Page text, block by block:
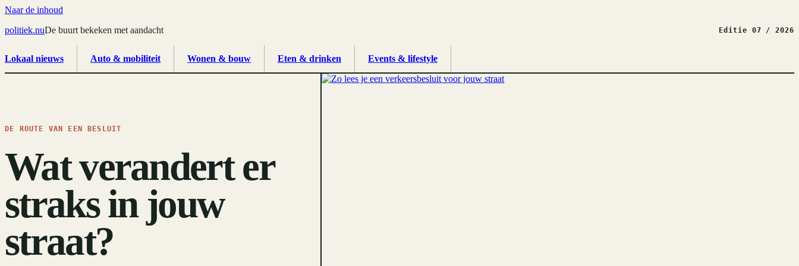
Naar de inhoud
politiek.nuDe buurt bekeken met aandacht Editie 07 / 2026
Lokaal nieuws Auto & mobiliteit Wonen & bouw Eten & drinken Events & lifestyle
DE ROUTE VAN EEN BESLUIT
Wat verandert er
straks in jouw
straat?